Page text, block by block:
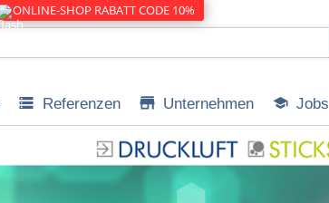
Referenzen Unternehmen Jobs
ONLINE-SHOP RABATT CODE 10%